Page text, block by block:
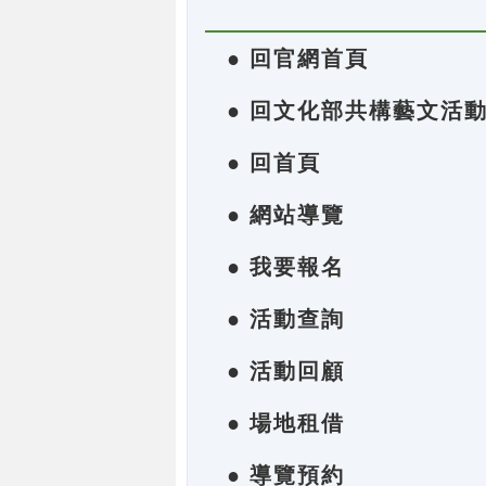
● 回官網首頁
● 回文化部共構藝文活
● 回首頁
● 網站導覽
● 我要報名
● 活動查詢
● 活動回顧
● 場地租借
● 導覽預約